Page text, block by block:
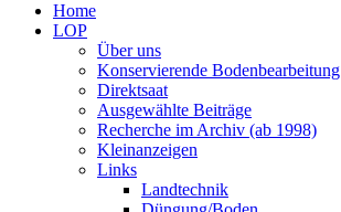
Home
LOP
Über uns
Konservierende Bodenbearbeitung
Direktsaat
Ausgewählte Beiträge
Recherche im Archiv (ab 1998)
Kleinanzeigen
Links
Landtechnik